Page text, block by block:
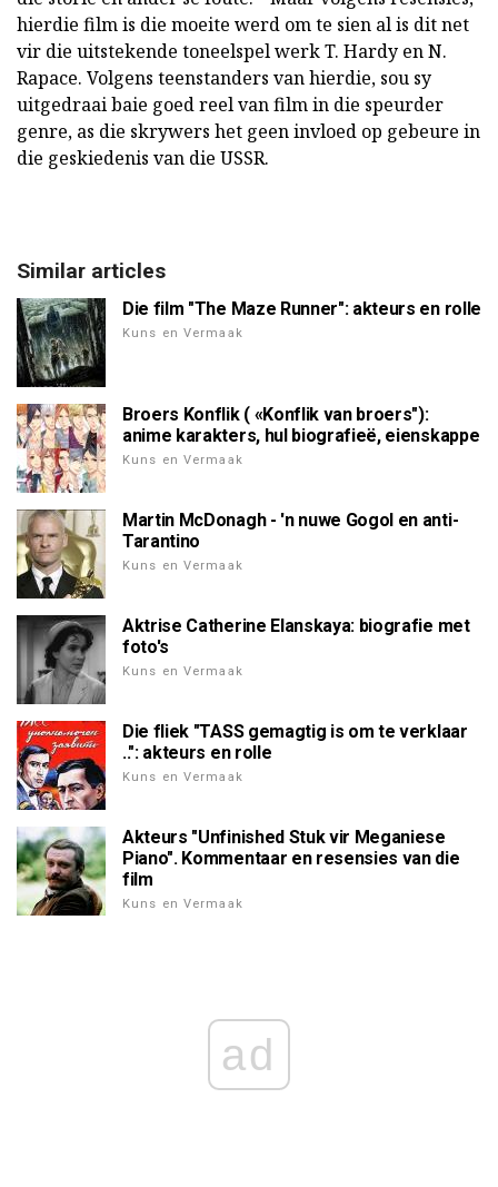
hierdie film is die moeite werd om te sien al is dit net
vir die uitstekende toneelspel werk T. Hardy en N.
Rapace. Volgens teenstanders van hierdie, sou sy
uitgedraai baie goed reel van film in die speurder
genre, as die skrywers het geen invloed op gebeure in
die geskiedenis van die USSR.
Similar articles
Die film "The Maze Runner": akteurs en rolle
Kuns en Vermaak
Broers Konflik ( «Konflik van broers"):
anime karakters, hul biografieë, eienskappe
Kuns en Vermaak
Martin McDonagh - 'n nuwe Gogol en anti-
Tarantino
Kuns en Vermaak
Aktrise Catherine Elanskaya: biografie met
foto's
Kuns en Vermaak
Die fliek "TASS gemagtig is om te verklaar
..": akteurs en rolle
Kuns en Vermaak
Akteurs "Unfinished Stuk vir Meganiese
Piano". Kommentaar en resensies van die
film
Kuns en Vermaak
ad